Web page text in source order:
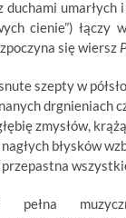
duchami
cienie”) łączy
się wiersz
szepty w
drgnieniach
zmysłów,
błysków